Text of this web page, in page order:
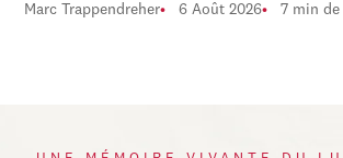
Marc Trappendreher 6 Août 2026 7 min